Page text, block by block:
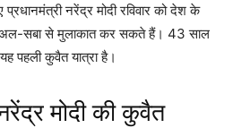
प्रधानमंत्री नरेंद्र मोदी रविवार को देश के
सबा से मुलाकात कर सकते हैं। 43 साल
पहली कुवैत यात्रा है।
मोदी की कुवैत